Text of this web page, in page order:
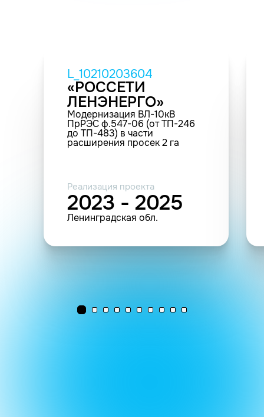
L_10210203604
«РОССЕТИ
ЛЕНЭНЕРГО»
Модернизация ВЛ-10кВ
ПрРЭС ф.547-06 (от ТП-246
до ТП-483) в части
расширения просек 2 га
Реализация проекта
2023 - 2025
Ленинградская обл.